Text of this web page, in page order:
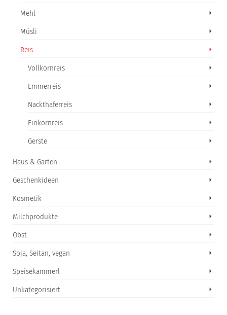
Mehl
Müsli
Reis
Vollkornreis
Emmerreis
Nackthaferreis
Einkornreis
Gerste
Haus & Garten
Geschenkideen
Kosmetik
Milchprodukte
Obst
Soja, Seitan, vegan
Speisekammerl
Unkategorisiert